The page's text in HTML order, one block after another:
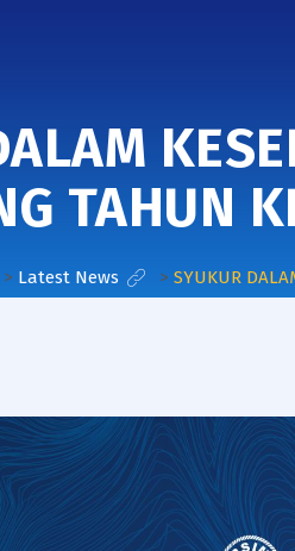
TAHUN
> Latest News > SYUKUR